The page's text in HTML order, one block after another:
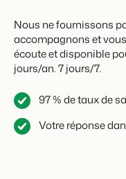
Nous ne fournissons
accompagnons et
écoute et disponible
jours/an. 7 jours/7.
97 % de taux de
Votre réponse